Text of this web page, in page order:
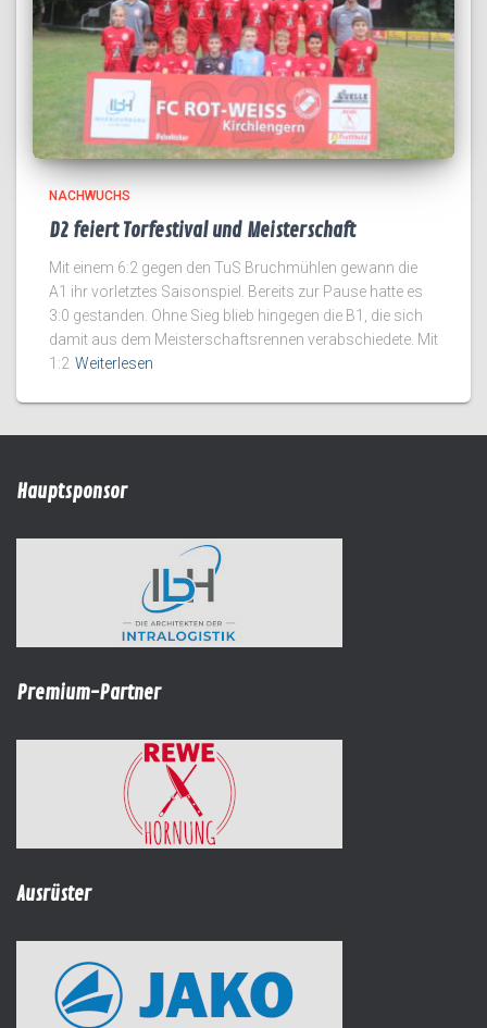
NACHWUCHS
D2 feiert Torfestival und Meisterschaft
Mit einem 6:2 gegen den TuS Bruchmühlen gewann die
A1 ihr vorletztes Saisonspiel. Bereits zur Pause hatte es
3:0 gestanden. Ohne Sieg blieb hingegen die B1, die sich
damit aus dem Meisterschaftsrennen verabschiedete. Mit
1:2 Weiterlesen
Hauptsponsor
Premium-Partner
Ausrüster